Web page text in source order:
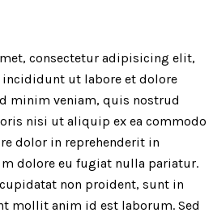
consectetur adipisicing elit,
ut labore et dolore
minim veniam, quis nostrud
nisi ut aliquip ex ea commodo
dolor in reprehenderit in
dolore eu fugiat nulla pariatur.
non proident, sunt in
mollit anim id est laborum. Sed